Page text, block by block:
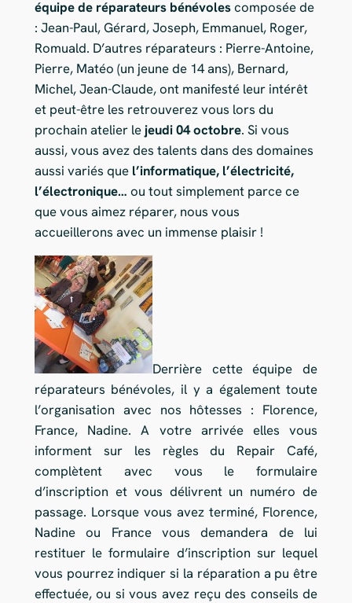
équipe de réparateurs bénévolescomposée de
: Jean-Paul, Gérard, Joseph, Emmanuel, Roger,
Romuald. D’autres réparateurs : Pierre-Antoine,
Pierre, Matéo (un jeune de 14 ans), Bernard,
Michel, Jean-Claude, ont manifesté leur intérêt
et peut-être les retrouverez vous lors du
prochain atelier le jeudi 04 octobre. Si vous
aussi, vous avez des talents dans des domaines
aussi variés que l’informatique, l’électricité,
l’électronique… ou tout simplement parce ce
que vous aimez réparer, nous vous
accueillerons avec un immense plaisir !
Derrière cette équipe de
réparateurs bénévoles, il y a également toute
l’organisation avec nos hôtesse​s : Florence,
France, Nadine. A votre arrivée elles vous
informent sur les règles du Repair Café,
complètent avec vous le formulaire
d’inscription et vous délivrent un numéro de
passage. Lorsque vous avez terminé, Florence,
Nadine ou France vous demandera de lui
restituer le formulaire d’inscription sur lequel
vous pourrez indiquer si la réparation a pu être
effectuée, ou si vous avez reçu des conseils de